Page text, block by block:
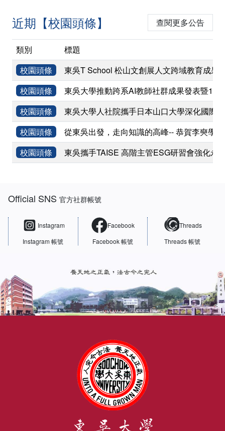
近期【校園頭條】 查閱更多公告
類別
標題
校園頭條
東吳T School 松山文創展人文跨域教育成果
校園頭條
東吳大學推動跨系AI教師社群成果發表暨
校園頭條
東吳大學人社院攜手日本山口大學深化國際
校園頭條
從東吳出發，走向知識的高峰-- 恭賀李奭學
校園頭條
東吳攜手TAISE 高階主管ESG研習會強化永
Official SNS官方社群帳號
Instagram
Instagram 帳號
Facebook
Facebook 帳號
Threads
Threads 帳號